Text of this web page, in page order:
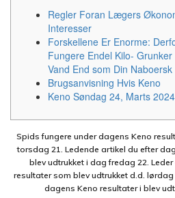
Regler Foran Lægers
Interesser
Forskellene Er Enorme:
Fungere Endel Kilo-
Vand End som Din Naboersk
Brugsanvisning Hvis Keno
Keno Søndag 24, Marts 2024
Spids fungere under dagens Keno
torsdag 21. Ledende artikel du efter
blev udtrukket i dag fredag 22.
resultater som blev udtrukket d.d.
dagens Keno resultater i blev